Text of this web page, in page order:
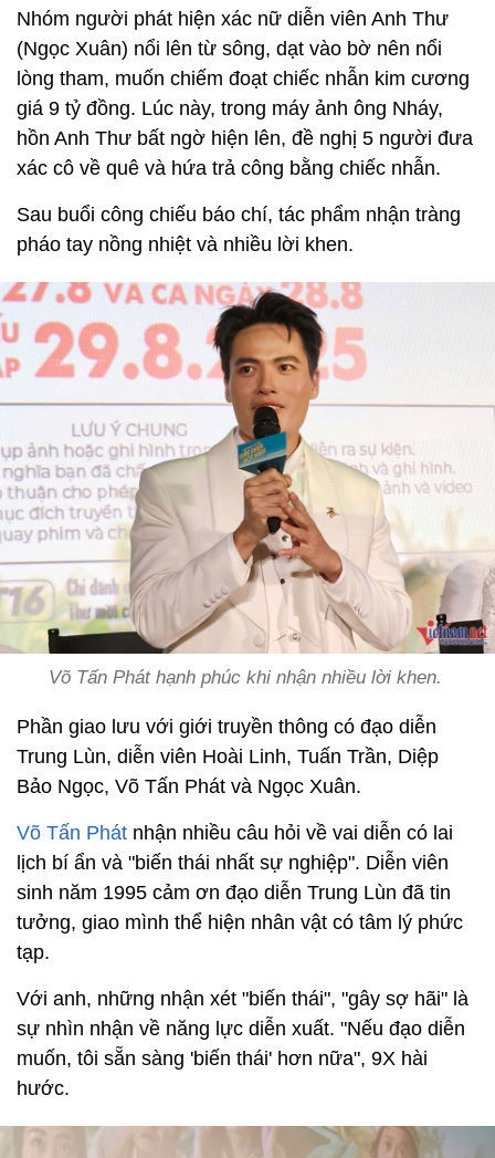
Nhóm người phát hiện xác nữ diễn viên Anh Thư
(Ngọc Xuân) nổi lên từ sông, dạt vào bờ nên nổi
lòng tham, muốn chiếm đoạt chiếc nhẫn kim cương
giá 9 tỷ đồng. Lúc này, trong máy ảnh ông Nháy,
hồn Anh Thư bất ngờ hiện lên, đề nghị 5 người đưa
xác cô về quê và hứa trả công bằng chiếc nhẫn.
Sau buổi công chiếu báo chí, tác phẩm nhận tràng
pháo tay nồng nhiệt và nhiều lời khen.
Võ Tấn Phát hạnh phúc khi nhận nhiều lời khen.
Phần giao lưu với giới truyền thông có đạo diễn
Trung Lùn, diễn viên Hoài Linh, Tuấn Trần, Diệp
Bảo Ngọc, Võ Tấn Phát và Ngọc Xuân.
Võ Tấn Phát nhận nhiều câu hỏi về vai diễn có lai
lịch bí ẩn và "biến thái nhất sự nghiệp". Diễn viên
sinh năm 1995 cảm ơn đạo diễn Trung Lùn đã tin
tưởng, giao mình thể hiện nhân vật có tâm lý phức
tạp.
Với anh, những nhận xét "biến thái", "gây sợ hãi" là
sự nhìn nhận về năng lực diễn xuất. "Nếu đạo diễn
muốn, tôi sẵn sàng 'biến thái' hơn nữa", 9X hài
hước.